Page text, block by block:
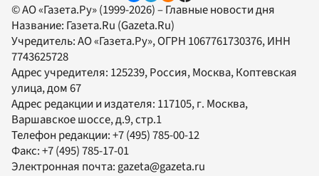
© АО «Газета.Ру» (1999-2026) – Главные новости дня
Название: Газета.Ru (Gazeta.Ru)
Учредитель:АО «Газета.Ру», ОГРН 1067761730376, ИНН
7743625728
Адрес учредителя: 125239, Россия, Москва, Коптевская
улица, дом 67
Адрес редакции и издателя: 117105, г. Москва,
Варшавское шоссе, д.9, стр.1
Телефон редакции:+7 (495) 785-00-12
Факс:+7 (495) 785-17-01
Электронная почта: gazeta@gazeta.ru